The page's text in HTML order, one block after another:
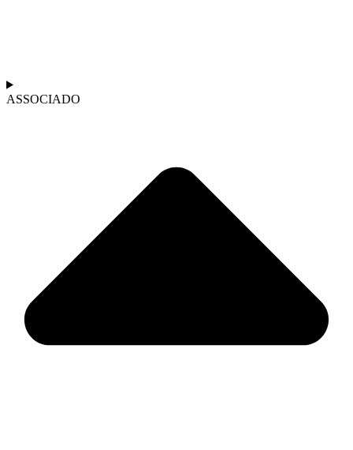
ASSOCIADO